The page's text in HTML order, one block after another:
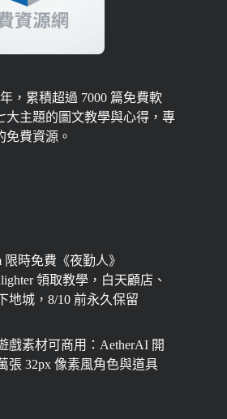
，累積超過 7000 篇免費軟
大主題的圖文教學與心得，專
免費資源。
限時免費《夜勤人》
領取教學，白天顧店、
地城，8/10 前永久保留
戲素材可商用：AetherAI 開
張 32px 像素風角色與道具